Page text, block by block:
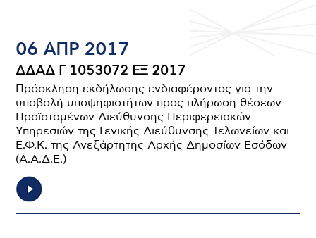
06 ΑΠΡ 2017
ΔΔΑΔ Γ 1053072 ΕΞ 2017
Πρόσκληση εκδήλωσης ενδιαφέροντος για την
υποβολή υποψηφιοτήτων προς πλήρωση θέσεων
Προϊσταμένων Διεύθυνσης Περιφερειακών
Υπηρεσιών της Γενικής Διεύθυνσης Τελωνείων και
Ε.Φ.Κ. της Ανεξάρτητης Αρχής Δημοσίων Εσόδων
(Α.Α.Δ.Ε.)